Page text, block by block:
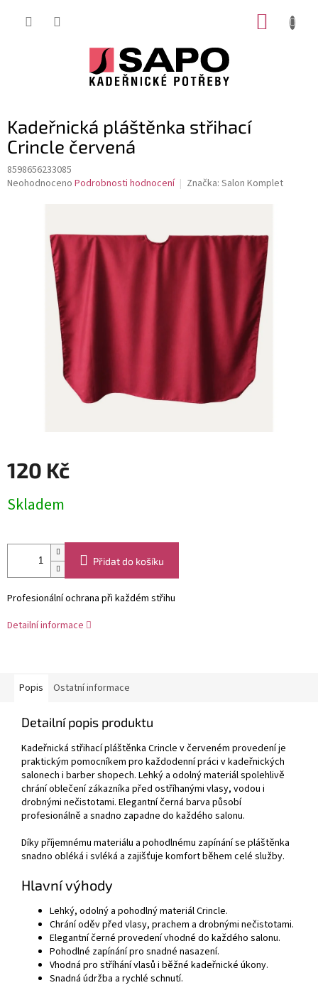
Kadeřnická pláštěnka střihací
Crincle červená
8598656233085
Průměrné
Neohodnoceno Podrobnosti hodnocení Značka: Salon Komplet
120 Kč
cena:
Skladem
Přidat do košíku
Profesionální ochrana při každém střihu
Detailní informace
Popis Ostatní informace
Detailní popis produktu
Kadeřnická střihací pláštěnka Crincle v červeném provedení je
praktickým pomocníkem pro každodenní práci v kadeřnických
salonech i barber shopech. Lehký a odolný materiál spolehlivě
chrání oblečení zákazníka před ostříhanými vlasy, vodou i
drobnými nečistotami. Elegantní černá barva působí
profesionálně a snadno zapadne do každého salonu.
Díky příjemnému materiálu a pohodlnému zapínání se pláštěnka
snadno obléká i svléká a zajišťuje komfort během celé služby.
Hlavní výhody
Lehký, odolný a pohodlný materiál Crincle.
Chrání oděv před vlasy, prachem a drobnými nečistotami.
Elegantní černé provedení vhodné do každého salonu.
Pohodlné zapínání pro snadné nasazení.
Vhodná pro stříhání vlasů i běžné kadeřnické úkony.
Snadná údržba a rychlé schnutí.